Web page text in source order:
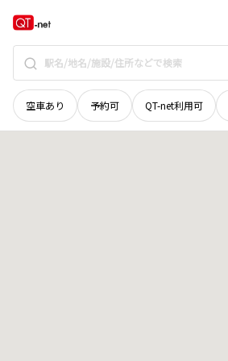
空車あり 予約可 QT-net利用可
秋田県